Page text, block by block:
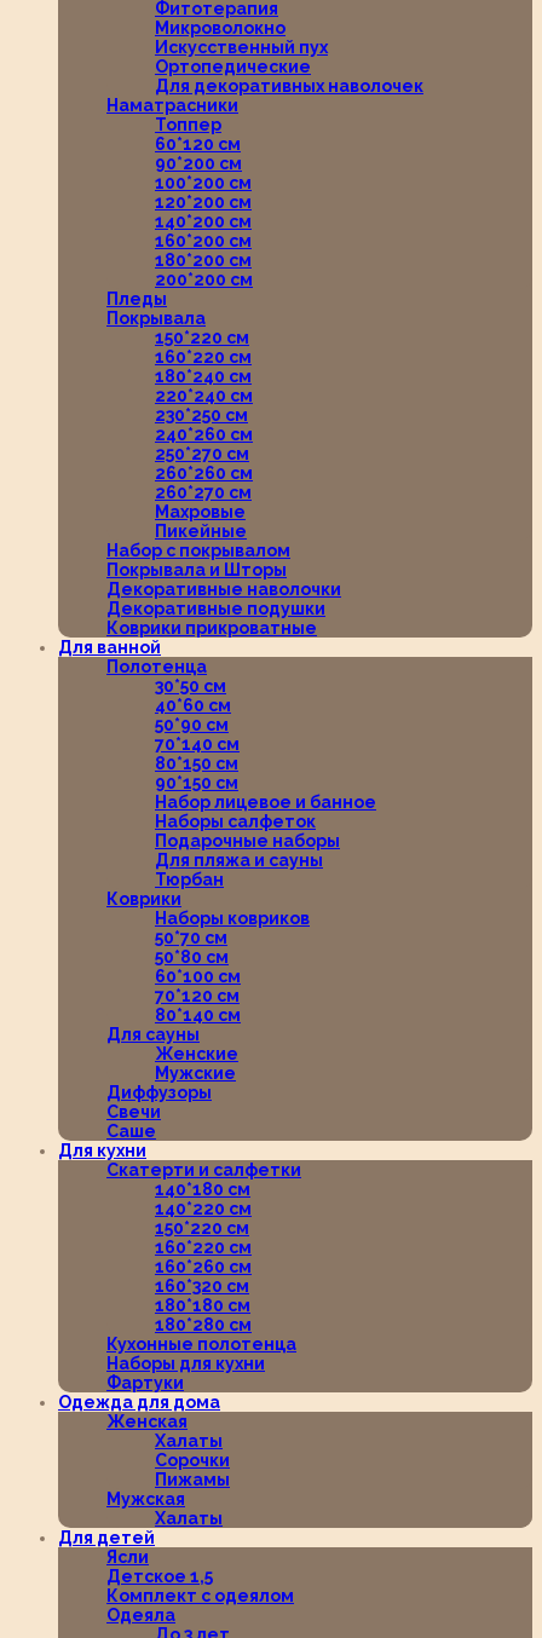
Фитотерапия
Микроволокно
Искусственный пух
Ортопедические
Для декоративных наволочек
Наматрасники
Топпер
60*120 см
90*200 см
100*200 см
120*200 см
140*200 см
160*200 см
180*200 см
200*200 см
Пледы
Покрывала
150*220 см
160*220 см
180*240 см
220*240 см
230*250 см
240*260 см
250*270 см
260*260 см
260*270 см
Махровые
Пикейные
Набор с покрывалом
Покрывала и Шторы
Декоративные наволочки
Декоративные подушки
Коврики прикроватные
Для ванной
Полотенца
30*50 см
40*60 см
50*90 см
70*140 см
80*150 см
90*150 см
Набор лицевое и банное
Наборы салфеток
Подарочные наборы
Для пляжа и сауны
Тюрбан
Коврики
Наборы ковриков
50*70 см
50*80 см
60*100 см
70*120 см
80*140 см
Для сауны
Женские
Мужские
Диффузоры
Свечи
Саше
Для кухни
Скатерти и салфетки
140*180 см
140*220 см
150*220 см
160*220 см
160*260 см
160*320 см
180*180 см
180*280 см
Кухонные полотенца
Наборы для кухни
Фартуки
Одежда для дома
Женская
Халаты
Сорочки
Пижамы
Мужская
Халаты
Для детей
Ясли
Детское 1,5
Комплект с одеялом
Одеяла